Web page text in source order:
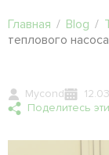
Главная / Blog /
теплового насоса
Mycond
Поделитесь